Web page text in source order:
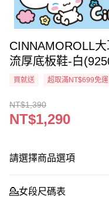
CINNAMOROLL
流厚底板鞋-白
買就送 超取滿NT$699免運
NT$1,390
NT$1,290
請選擇商品選項
💁‍女段尺碼表